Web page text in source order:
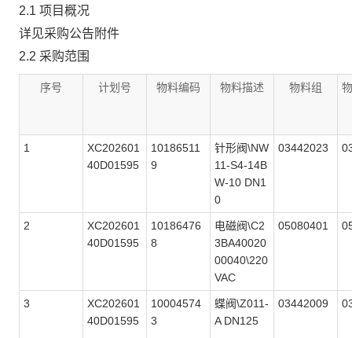
2.1 项目概况
详见采购公告附件
2.2 采购范围
序号 计划号 物料编码 物料描述 物料组
1
XC202601
40D01595
10186511
9
针形阀\NW
11-S4-14B
W-10 DN1
0
03442023
2
XC202601
40D01595
10186476
8
电磁阀\C2
3BA40020
00040\220
VAC
05080401
3
XC202601
40D01595
10004574
3
蝶阀\Z011-
A DN125
03442009